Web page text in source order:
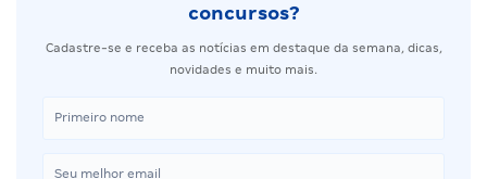
concursos?
Cadastre-se e receba as notícias em destaque da semana, dicas,
novidades e muito mais.